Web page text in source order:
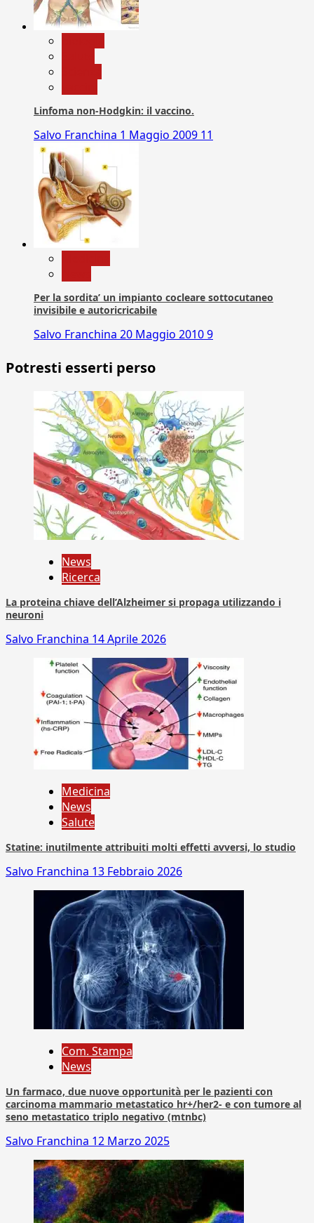
Linfoma non-Hodgkin: il vaccino.
Salvo Franchina 1 Maggio 2009 11
Per la sordita’ un impianto cocleare sottocutaneo
invisibile e autoricricabile
Salvo Franchina 20 Maggio 20109
Potresti esserti perso
News
Ricerca
La proteina chiave dell’Alzheimer si propaga utilizzando i
neuroni
Salvo Franchina 14 Aprile 2026
Medicina
News
Salute
Statine: inutilmente attribuiti molti effetti avversi, lo studio
Salvo Franchina 13 Febbraio 2026
Com. Stampa
News
Un farmaco, due nuove opportunità per le pazienti con
carcinoma mammario metastatico hr+/her2- e con tumore al
seno metastatico triplo negativo (mtnbc)
Salvo Franchina 12 Marzo 2025